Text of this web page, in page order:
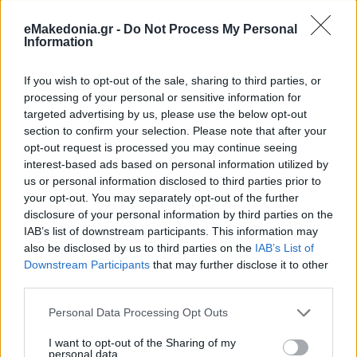
eMakedonia.gr - Do Not Process My Personal
Information
If you wish to opt-out of the sale, sharing to third parties, or
processing of your personal or sensitive information for
targeted advertising by us, please use the below opt-out
section to confirm your selection. Please note that after your
opt-out request is processed you may continue seeing
interest-based ads based on personal information utilized by
us or personal information disclosed to third parties prior to
your opt-out. You may separately opt-out of the further
disclosure of your personal information by third parties on the
IAB’s list of downstream participants. This information may
also be disclosed by us to third parties on the IAB’s List of
Downstream Participants that may further disclose it to other
Please note that this website/app uses one or more Google
not limited to your visit or usage behaviour. You may click to
Personal Data Processing Opt Outs
I want to opt-out of the Sharing of my
personal data.